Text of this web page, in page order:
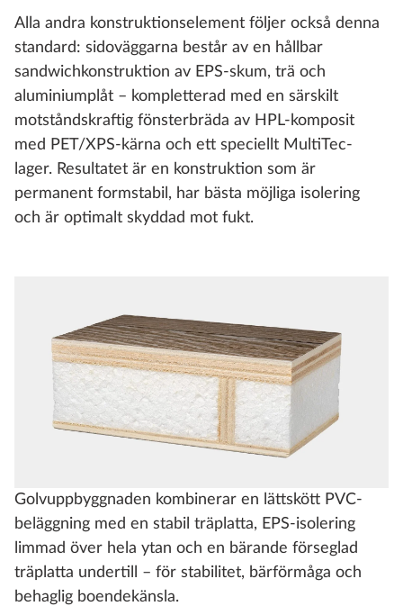
Alla andra konstruktionselement följer också denna
standard: sidoväggarna består av en hållbar
sandwichkonstruktion av EPS-skum, trä och
aluminiumplåt – kompletterad med en särskilt
motståndskraftig fönsterbräda av HPL-komposit
med PET/XPS-kärna och ett speciellt MultiTec-
lager. Resultatet är en konstruktion som är
permanent formstabil, har bästa möjliga isolering
och är optimalt skyddad mot fukt.
Golvuppbyggnaden kombinerar en lättskött PVC-
beläggning med en stabil träplatta, EPS-isolering
limmad över hela ytan och en bärande förseglad
träplatta undertill – för stabilitet, bärförmåga och
behaglig boendekänsla.